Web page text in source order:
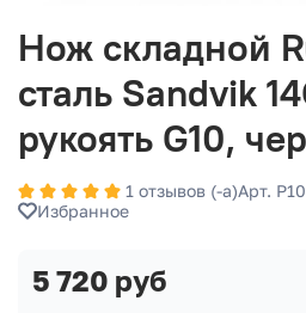
Нож складной
сталь Sandvik
рукоять G10,
1 отзывов (-а)Арт.
Избранное
5 720 руб